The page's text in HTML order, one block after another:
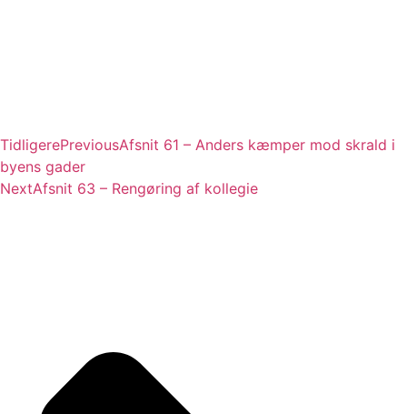
TidligerePreviousAfsnit 61 – Anders kæmper mod skrald i
byens gader
NextAfsnit 63 – Rengøring af kollegie